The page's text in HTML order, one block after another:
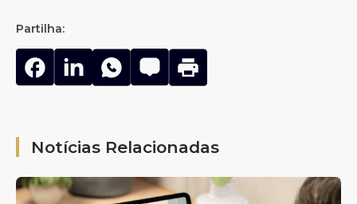
Partilha:
Notícias Relacionadas